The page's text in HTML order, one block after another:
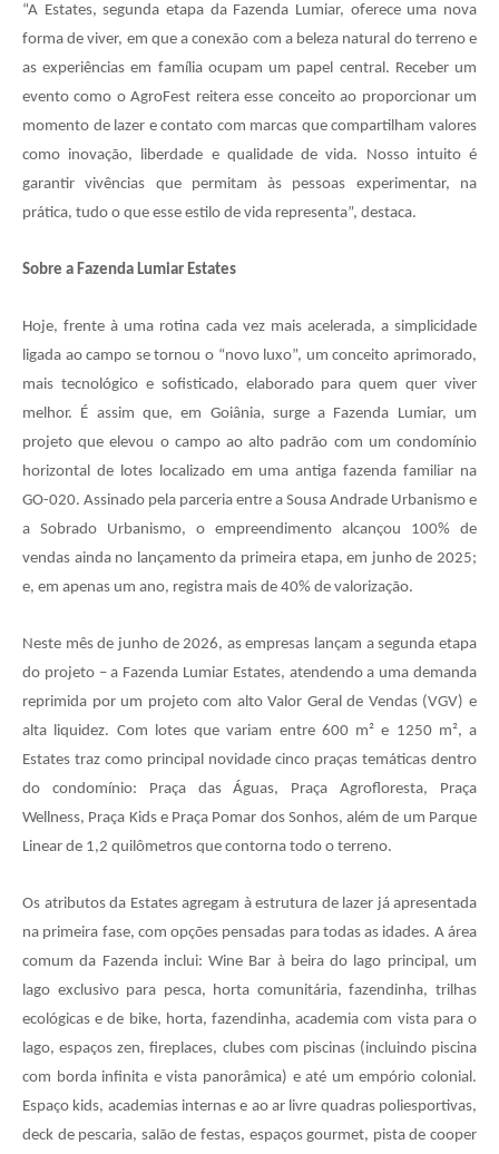
“A Estates, segunda etapa da Fazenda Lumiar, oferece uma nova
forma de viver, em que a conexão com a beleza natural do terreno e
as experiências em família ocupam um papel central. Receber um
evento como o AgroFest reitera esse conceito ao proporcionar um
momento de lazer e contato com marcas que compartilham valores
como inovação, liberdade e qualidade de vida. Nosso intuito é
garantir vivências que permitam às pessoas experimentar, na
prática, tudo o que esse estilo de vida representa”, destaca.
Sobre a Fazenda Lumiar Estates
Hoje, frente à uma rotina cada vez mais acelerada, a simplicidade
ligada ao campo se tornou o “novo luxo”, um conceito aprimorado,
mais tecnológico e sofisticado, elaborado para quem quer viver
melhor. É assim que, em Goiânia, surge a Fazenda Lumiar, um
projeto que elevou o campo ao alto padrão com um condomínio
horizontal de lotes localizado em uma antiga fazenda familiar na
GO-020. Assinado pela parceria entre a Sousa Andrade Urbanismo e
a Sobrado Urbanismo, o empreendimento alcançou 100% de
vendas ainda no lançamento da primeira etapa, em junho de 2025;
e, em apenas um ano, registra mais de 40% de valorização.
Neste mês de junho de 2026, as empresas lançam a segunda etapa
do projeto – a Fazenda Lumiar Estates, atendendo a uma demanda
reprimida por um projeto com alto Valor Geral de Vendas (VGV) e
alta liquidez. Com lotes que variam entre 600 m² e 1250 m², a
Estates traz como principal novidade cinco praças temáticas dentro
do condomínio: Praça das Águas, Praça Agrofloresta, Praça
Wellness, Praça Kids e Praça Pomar dos Sonhos, além de um Parque
Linear de 1,2 quilômetros que contorna todo o terreno.
Os atributos da Estates agregam à estrutura de lazer já apresentada
na primeira fase, com opções pensadas para todas as idades. A área
comum da Fazenda inclui: Wine Bar à beira do lago principal, um
lago exclusivo para pesca, horta comunitária, fazendinha, trilhas
ecológicas e de bike, horta, fazendinha, academia com vista para o
lago, espaços zen, fireplaces, clubes com piscinas (incluindo piscina
com borda infinita e vista panorâmica) e até um empório colonial.
Espaço kids, academias internas e ao ar livre quadras poliesportivas,
deck de pescaria, salão de festas, espaços gourmet, pista de cooper